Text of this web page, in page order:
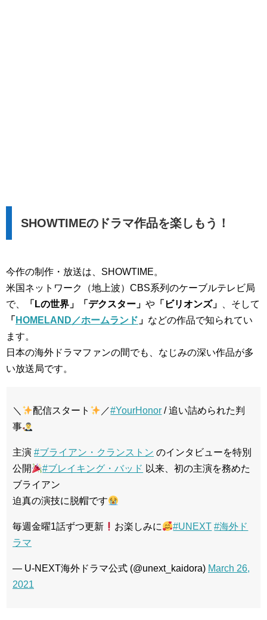
SHOWTIMEのドラマ作品を楽しもう！
今作の制作・放送は、SHOWTIME。
米国ネットワーク（地上波）CBS系列のケーブルテレビ局
で、
「Lの世界」「デクスター」 や 「ビリオンズ」
、そして
「 HOMELAND／ホームランド 」 などの作品で知られてい
ます。
日本の海外ドラマファンの間でも、なじみの深い作品が多
い放送局です。
＼ 配信スタート ／#YourHonor / 追い詰められた判
事
主演 #ブライアン・クランストン のインタビューを特別
公開
#ブレイキング・バッド 以来、初の主演を務めた
ブライアン
迫真の演技に脱帽です
毎週金曜1話ずつ更新 お楽しみに #UNEXT #海外ド
ラマ
— U-NEXT海外ドラマ公式 (@unext_kaidora) March 26,
2021